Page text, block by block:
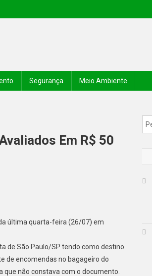
Segurança Meio Ambiente
Em R$ 50
última quarta-feira (26/07) em
de São Paulo/SP tendo como destino
de encomendas no bagageiro do
não constava com o documento.